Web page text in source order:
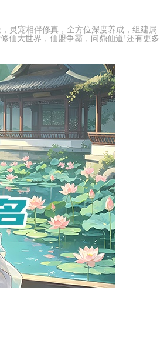
灵宠相伴修真，全方位深度养成，组建属
仙大世界，仙盟争霸，问鼎仙道!还有更多